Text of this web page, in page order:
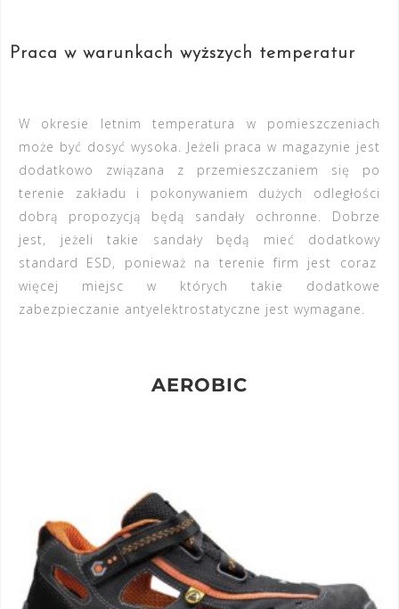
Praca w warunkach wyższych temperatur
W okresie letnim temperatura w pomieszczeniach
może być dosyć wysoka. Jeżeli praca w magazynie jest
dodatkowo związana z przemieszczaniem się po
terenie zakładu i pokonywaniem dużych odległości
dobrą propozycją będą sandały ochronne. Dobrze
jest, jeżeli takie sandały będą mieć dodatkowy
standard ESD, ponieważ na terenie firm jest coraz
więcej miejsc w których takie dodatkowe
zabezpieczanie antyelektrostatyczne jest wymagane.
AEROBIC